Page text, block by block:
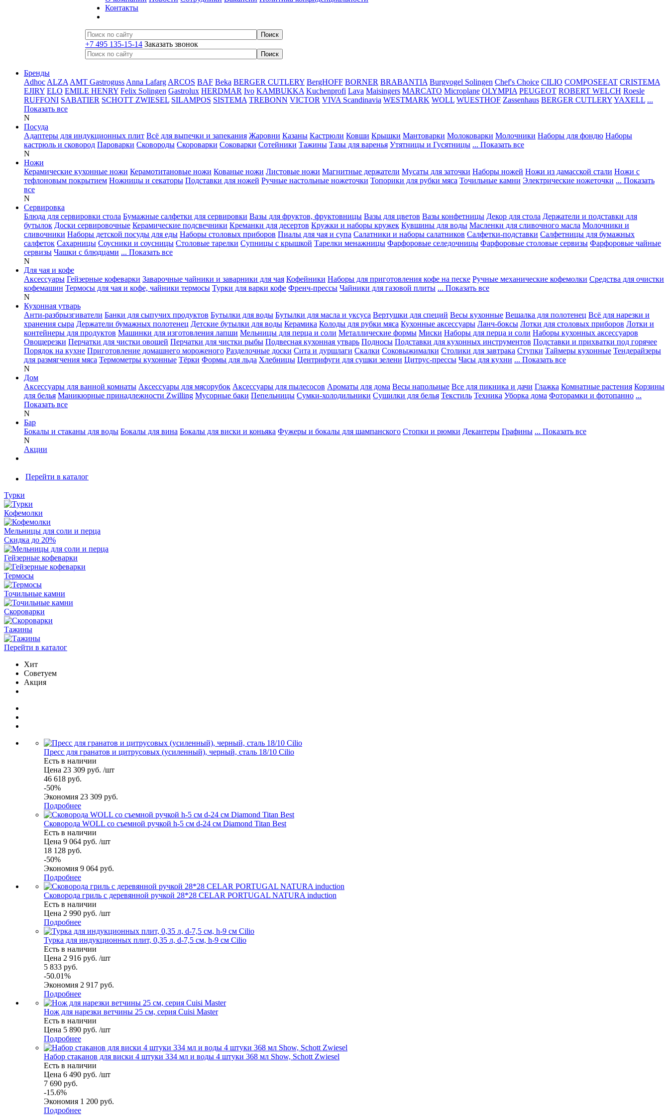
Контакты
+7 495 135-15-14 Заказать звонок
Бренды
Adhoc ALZA AMT Gastroguss Anna Lafarg ARCOS BAF Beka BERGER CUTLERY BergHOFF BORNER BRABANTIA Burgvogel Solingen Chef's Choice CILIO COMPOSEEAT CRISTEMA
EJIRY ELO EMILE HENRY Felix Solingen Gastrolux HERDMAR Ivo KAMBUKKA Kuchenprofi Lava Maisingers MARCATO Microplane OLYMPIA PEUGEOT ROBERT WELCH Roesle
RUFFONI SABATIER SCHOTT ZWIESEL SILAMPOS SISTEMA TREBONN VICTOR VIVA Scandinavia WESTMARK WOLL WUESTHOF Zassenhaus BERGER CUTLERYYAXELL ...
Показать все
N
Посуда
Адаптеры для индукционных плит Всё для выпечки и запекания Жаровни Казаны Кастрюли Ковши Крышки Мантоварки Молоковарки Молочники Наборы для фондю Наборы
кастрюль и сковород Пароварки Сковороды Скороварки Соковарки Сотейники Тажины Тазы для варенья Утятницы и Гусятницы ... Показать все
N
Ножи
Керамические кухонные ножи Керамотитановые ножи Кованые ножи Листовые ножи Магнитные держатели Мусаты для заточки Наборы ножей Ножи из дамасской стали Ножи с
тефлоновым покрытием Ножницы и секаторы Подставки для ножей Ручные настольные ножеточки Топорики для рубки мяса Точильные камни Электрические ножеточки ... Показать
все
N
Сервировка
Блюда для сервировки стола Бумажные салфетки для сервировки Вазы для фруктов, фруктовницы Вазы для цветов Вазы конфетницы Декор для стола Держатели и подставки для
бутылок Доски сервировочные Керамические подсвечники Креманки для десертов Кружки и наборы кружек Кувшины для воды Масленки для сливочного масла Молочники и
сливочники Наборы детской посуды для еды Наборы столовых приборов Пиалы для чая и супа Салатники и наборы салатников Салфетки-подставки Салфетницы для бумажных
салфеток Сахарницы Соусники и соусницы Столовые тарелки Супницы с крышкой Тарелки менажницы Фарфоровые селедочницы Фарфоровые столовые сервизы Фарфоровые чайные
сервизы Чашки с блюдцами ... Показать все
N
Для чая и кофе
Аксессуары Гейзерные кофеварки Заварочные чайники и заварники для чая Кофейники Наборы для приготовления кофе на песке Ручные механические кофемолки Средства для очистки
кофемашин Термосы для чая и кофе, чайники термосы Турки для варки кофе Френч-прессы Чайники для газовой плиты ... Показать все
N
Кухонная утварь
Анти-разбрызгиватели Банки для сыпучих продуктов Бутылки для воды Бутылки для масла и уксуса Вертушки для специй Весы кухонные Вешалка для полотенец Всё для нарезки и
хранения сыра Держатели бумажных полотенец Детские бутылки для воды Керамика Колоды для рубки мяса Кухонные аксессуары Ланч-боксы Лотки для столовых приборов Лотки и
контейнеры для продуктов Машинки для изготовления лапши Мельницы для перца и соли Металлические формы Миски Наборы для перца и соли Наборы кухонных аксессуаров
Овощерезки Перчатки для чистки овощей Перчатки для чистки рыбы Подвесная кухонная утварь Подносы Подставки для кухонных инструментов Подставки и прихватки под горячее
Порядок на кухне Приготовление домашнего мороженого Разделочные доски Сита и дуршлаги Скалки Соковыжималки Столики для завтрака Ступки Таймеры кухонные Тендерайзеры
для размягчения мяса Термометры кухонные Тёрки Формы для льда Хлебницы Центрифуги для сушки зелени Цитрус-прессы Часы для кухни ... Показать все
N
Дом
Аксессуары для ванной комнаты Аксессуары для мясорубок Аксессуары для пылесосов Ароматы для дома Весы напольные Все для пикника и дачи Глажка Комнатные растения Корзины
для белья Маникюрные принадлежности Zwilling Мусорные баки Пепельницы Сумки-холодильники Сушилки для белья Текстиль Техника Уборка дома Фоторамки и фотопанно ...
Показать все
N
Бар
Бокалы и стаканы для воды Бокалы для вина Бокалы для виски и коньяка Фужеры и бокалы для шампанского Стопки и рюмки Декантеры Графины ... Показать все
N
Акции
Перейти в каталог
Турки
Кофемолки
Мельницы для соли и перца
Скидка до 20%
Гейзерные кофеварки
Термосы
Точильные камни
Скороварки
Тажины
Перейти в каталог
Хит
Советуем
Акция
Пресс для гранатов и цитрусовых (усиленный), черный, сталь 18/10 Cilio
Есть в наличии
Цена 23 309 руб. /шт
46 618 руб.
-50%
Экономия 23 309 руб.
Подробнее
Сковорода WOLL со съемной ручкой h-5 см d-24 см Diamond Titan Best
Есть в наличии
Цена 9 064 руб. /шт
18 128 руб.
-50%
Экономия 9 064 руб.
Подробнее
Сковорода гриль с деревянной ручкой 28*28 CELAR PORTUGAL NATURA induction
Есть в наличии
Цена 2 990 руб. /шт
Подробнее
Турка для индукционных плит, 0,35 л, d-7,5 см, h-9 см Cilio
Есть в наличии
Цена 2 916 руб. /шт
5 833 руб.
-50.01%
Экономия 2 917 руб.
Подробнее
Нож для нарезки ветчины 25 см, серия Cuisi Master
Есть в наличии
Цена 5 890 руб. /шт
Подробнее
Набор стаканов для виски 4 штуки 334 мл и воды 4 штуки 368 мл Show, Schott Zwiesel
Есть в наличии
Цена 6 490 руб. /шт
7 690 руб.
-15.6%
Экономия 1 200 руб.
Подробнее